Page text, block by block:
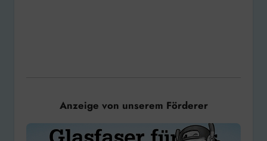
Anzeige von unserem Förderer